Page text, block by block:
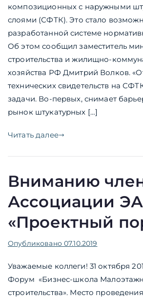
композиционных с наружными
слоями (СФТК). Это стало
разработанной системе
Об этом сообщил заместитель
строительства и жилищно-
хозяйства РФ Дмитрий Волков.
технических свидетельств на
задачи. Во-первых, снимает
рынок штукатурных […]
Читать далее
Вниманию
Ассоциации
«Проектный
Опубликовано 07.10.2019
Уважаемые коллеги! 31 октября
Форум «Бизнес-школа
строительства». Место